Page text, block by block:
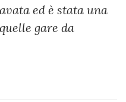
ed è stata una
gare da